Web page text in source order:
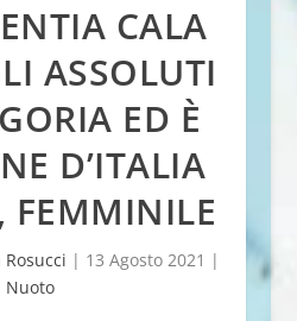
CALA
ASSOLUTI
ED È
D’ITALIA
FEMMINILE
| 13 Agosto 2021 |
Nuoto